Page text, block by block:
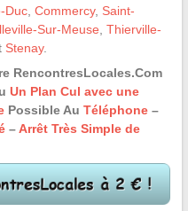
Duc, Commercy, Saint-
Sur-Meuse Thierville-
Stenay.
RencontresLocales.Com
Un Plan Cul avec une
Possible Au Téléphone–
–Arrêt Très Simple de